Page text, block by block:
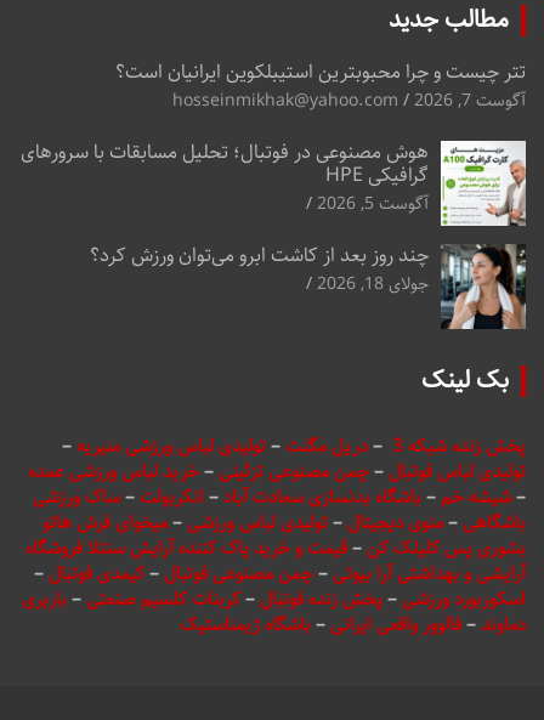
مطالب جدید
تتر چیست و چرا محبوبترین استیبلکوین ایرانیان است؟
آگوست 7, 2026 hosseinmikhak@yahoo.com
هوش مصنوعی در فوتبال؛ تحلیل مسابقات با سرورهای
گرافیکی HPE
آگوست 5, 2026
چند روز بعد از کاشت ابرو می‌توان ورزش کرد؟
جولای 18, 2026
بک لینک
پخش زنده شبکه 3 –دریل مگنت–تولیدی لباس ورزشی منیریه–
تولیدی لباس فوتبال –چمن مصنوعی تزئینی –خرید لباس ورزشی عمده
–شیشه خم–باشگاه بدنسازی سعادت آباد – انکربولت–ساک ورزشی
باشگاهی –منوی دیجیتال –تولیدی لباس ورزشی –میخوای فرش هاتو
بشوری پس کلیلک کن –قیمت و خرید پاک کننده آرایش سنتلا فروشگاه
آرایشی و بهداشتی آرا بیوتی –چمن مصنوعی فوتبال –کیمدی فوتبال –
اسکوربورد ورزشی –پخش زنده فوتبال –کربنات کلسیم صنعتی –باربری
دماوند–فالوور واقعی ایرانی –باشگاه ژیمناستیک